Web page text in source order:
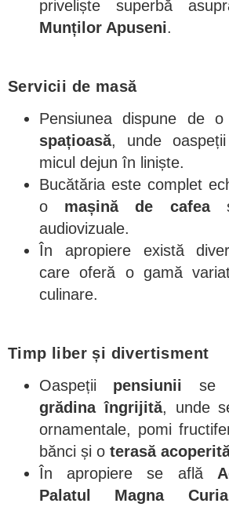
priveliște superbă
Munților Apuseni.
Servicii de masă
Pensiunea dispune de o
spațioasă, unde
micul dejun în liniște.
Bucătăria este complet
o mașină de cafeași
audiovizuale.
În apropiere există
care oferă o gamă
culinare.
Timp liber și divertisment
Oaspeții pensiunii se
grădina îngrijită, unde
ornamentale, pomi
bănci și o terasă
În apropiere se află
Palatul Magna Curia